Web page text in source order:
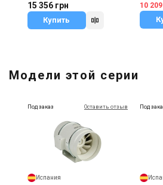
15 356 грн
Купить
10
Модели этой серии
Под заказ Оставить отзыв
Испания
Под